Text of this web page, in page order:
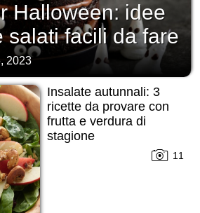
Halloween: idee
salati facili da fare
2023
Insalate autunnali: 3
ricette da provare con
frutta e verdura di
stagione
11